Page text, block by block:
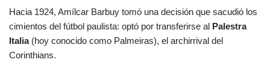
Hacia 1924, Amílcar Barbuy tomó una decisión que sacudió los
cimientos del fútbol paulista: optó por transferirse al Palestra
Italia(hoy conocido como Palmeiras), el archirrival del
Corinthians.